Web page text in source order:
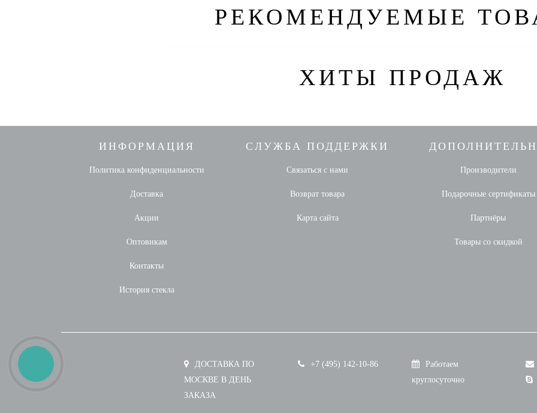
РЕКОМЕНДУЕМЫЕ
ХИТЫ ПРОДАЖ
ИНФОРМАЦИЯ
Политика конфиденциальности
Доставка
Акции
Оптовикам
Контакты
История стекла
СЛУЖБА ПОДДЕРЖКИ
Связаться с нами
Возврат товара
Карта сайта
Производители
Подарочные сертификаты
Партнёры
Товары со скидкой
ДОСТАВКА ПО
МОСКВЕ В ДЕНЬ
ЗАКАЗА
+7 (495) 142-10-86
Работаем
круглосуточно